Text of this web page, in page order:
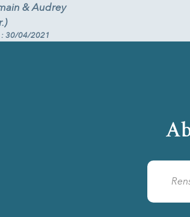
& Audrey
: 30/04/2021